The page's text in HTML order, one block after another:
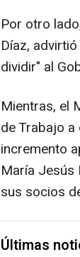
Por otro
Díaz,
dividir" al
Mientras, el
de Trabajo
incremento
María Jesús
sus socios
Últimas